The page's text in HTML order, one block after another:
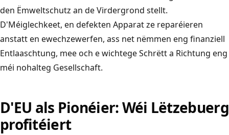
den Ëmweltschutz an de Virdergrond stellt.
D'Méiglechkeet, en defekten Apparat ze reparéieren
anstatt en ewechzewerfen, ass net nëmmen eng finanziell
Entlaaschtung, mee och e wichtege Schrëtt a Richtung eng
méi nohalteg Gesellschaft.
D'EU als Pionéier: Wéi Lëtzebuerg
profitéiert